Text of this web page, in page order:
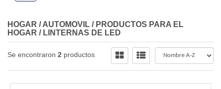
HOGAR / AUTOMOVIL / PRODUCTOS PARA EL
HOGAR / LINTERNAS DE LED
Se encontraron 2 productos